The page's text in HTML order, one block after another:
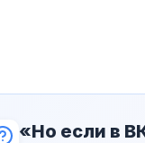
«Но если в